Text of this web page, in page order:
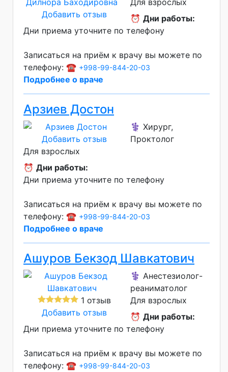
Добавить отзыв
Для взрослых
⏰ Дни работы:
Дни приема уточните по телефону
Записаться на приём к врачу вы можете по
телефону: ☎️ +998-99-844-20-03
Подробнее о враче
Арзиев Достон
Добавить отзыв
⚕️ Хирург,
Проктолог
Для взрослых
⏰ Дни работы:
Дни приема уточните по телефону
Записаться на приём к врачу вы можете по
телефону: ☎️ +998-99-844-20-03
Подробнее о враче
Ашуров Бекзод Шавкатович
1 отзыв
Добавить отзыв
⚕️ Анестезиолог-
реаниматолог
Для взрослых
⏰ Дни работы:
Дни приема уточните по телефону
Записаться на приём к врачу вы можете по
телефону: ☎️ +998-99-844-20-03